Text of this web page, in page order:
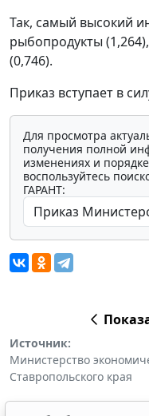
Так, самый высокий
рыбопродукты
(0,746).
Приказ вступает в
Для просмотра
получения полной
изменениях и
воспользуйтесь
ГАРАНТ:
Источник:
Министерство
Ставропольского края